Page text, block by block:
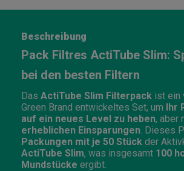
Beschreibung
Pack Filtres ActiTube Slim:
bei den besten Filtern
Das ActiTube Slim Filterpack ist ein
Green Brand entwickeltes Set, um Ihr
auf ein neues Level zu heben, aber
erheblichen Einsparungen . Dieses
Packungen mit je 50 Stück der
ActiTube Slim, was insgesamt 100
Mundstücke ergibt.